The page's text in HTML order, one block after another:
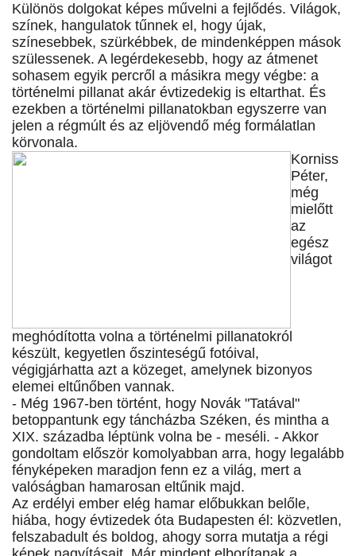
Különös dolgokat képes művelni a fejlődés. Világok,
színek, hangulatok tűnnek el, hogy újak,
színesebbek, szürkébbek, de mindenképpen mások
szülessenek. A legérdekesebb, hogy az átmenet
sohasem egyik percről a másikra megy végbe: a
történelmi pillanat akár évtizedekig is eltarthat. És
ezekben a történelmi pillanatokban egyszerre van
jelen a régmúlt és az eljövendő még formálatlan
körvonala.
Korniss
Péter,
még
mielőtt
az
egész
világot
meghódította volna a történelmi pillanatokról
készült, kegyetlen őszinteségű fotóival,
végigjárhatta azt a közeget, amelynek bizonyos
elemei eltűnőben vannak.
- Még 1967-ben történt, hogy Novák "Tatával"
betoppantunk egy táncházba Széken, és mintha a
XIX. századba léptünk volna be - meséli. - Akkor
gondoltam először komolyabban arra, hogy legalább
fényképeken maradjon fenn ez a világ, mert a
valóságban hamarosan eltűnik majd.
Az erdélyi ember elég hamar előbukkan belőle,
hiába, hogy évtizedek óta Budapesten él: közvetlen,
felszabadult és boldog, ahogy sorra mutatja a régi